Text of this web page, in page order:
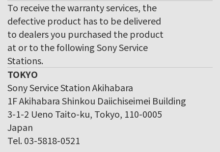
To receive the warranty services, the
defective product has to be delivered
to dealers you purchased the product
at or to the following Sony Service
Stations.
TOKYO
Sony Service Station Akihabara
1F Akihabara Shinkou Daiichiseimei Building
3-1-2 Ueno Taito-ku, Tokyo, 110-0005
Japan
Tel. 03-5818-0521